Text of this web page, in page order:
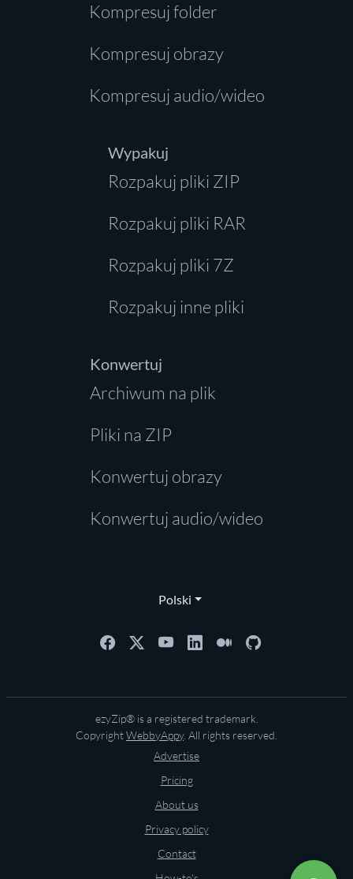
Kompresuj folder
Kompresuj obrazy
Kompresuj audio/wideo
Wypakuj
Rozpakuj pliki ZIP
Rozpakuj pliki RAR
Rozpakuj pliki 7Z
Rozpakuj inne pliki
Konwertuj
Archiwum na plik
Pliki na ZIP
Konwertuj obrazy
Konwertuj audio/wideo
Polski
ezyZip® is a registered trademark.
CopyrightWebbyAppy. All rights reserved.
Advertise
Pricing
About us
Privacy policy
Contact